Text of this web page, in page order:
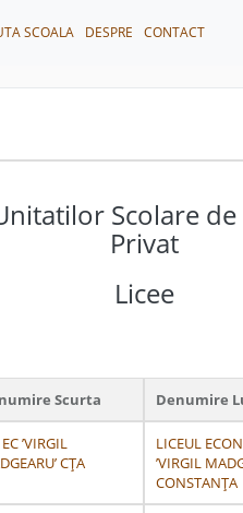
SCOALA DESPRE CONTACT
Scolare
Privat
Licee
Scurta Denumire
’VIRGIL
CȚA
LICEUL
’VIRGIL
CONSTANŢA